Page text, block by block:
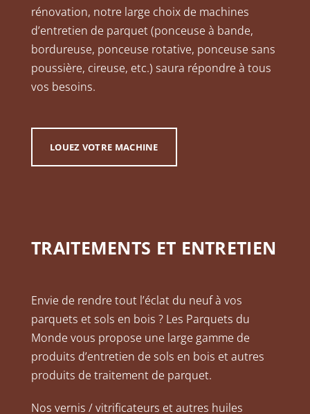
rénovation, notre large choix de machines
d’entretien de parquet (ponceuse à bande,
bordureuse, ponceuse rotative, ponceuse sans
poussière, cireuse, etc.) saura répondre à tous
vos besoins.
LOUEZ VOTRE MACHINE
TRAITEMENTS ET ENTRETIEN
Envie de rendre tout l’éclat du neuf à vos
parquets et sols en bois ? Les Parquets du
Monde vous propose une large gamme de
produits d’entretien de sols en bois et autres
produits de traitement de parquet.
Nos vernis / vitrificateurs et autres huiles